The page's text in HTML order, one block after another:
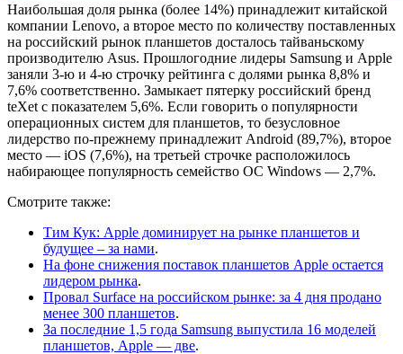
Наибольшая доля рынка (более 14%) принадлежит китайской
компании Lenovo, а второе место по количеству поставленных
на российский рынок планшетов досталось тайваньскому
производителю Asus. Прошлогодние лидеры Samsung и Apple
заняли 3-ю и 4-ю строчку рейтинга с долями рынка 8,8% и
7,6% соответственно. Замыкает пятерку российский бренд
teXet с показателем 5,6%. Если говорить о популярности
операционных систем для планшетов, то безусловное
лидерство по-прежнему принадлежит Android (89,7%), второе
место — iOS (7,6%), на третьей строчке расположилось
набирающее популярность семейство ОС Windows — 2,7%.
Смотрите также:
Тим Кук: Apple доминирует на рынке планшетов и
будущее – за нами.
На фоне снижения поставок планшетов Apple остается
лидером рынка.
Провал Surface на российском рынке: за 4 дня продано
менее 300 планшетов.
За последние 1,5 года Samsung выпустила 16 моделей
планшетов, Apple — две.